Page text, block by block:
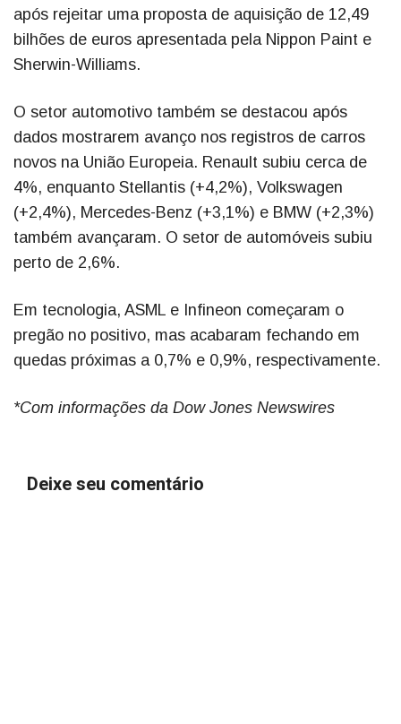
após rejeitar uma proposta de aquisição de 12,49
bilhões de euros apresentada pela Nippon Paint e
Sherwin-Williams.
O setor automotivo também se destacou após
dados mostrarem avanço nos registros de carros
novos na União Europeia. Renault subiu cerca de
4%, enquanto Stellantis (+4,2%), Volkswagen
(+2,4%), Mercedes-Benz (+3,1%) e BMW (+2,3%)
também avançaram. O setor de automóveis subiu
perto de 2,6%.
Em tecnologia, ASML e Infineon começaram o
pregão no positivo, mas acabaram fechando em
quedas próximas a 0,7% e 0,9%, respectivamente.
*Com informações da Dow Jones Newswires
Deixe seu comentário